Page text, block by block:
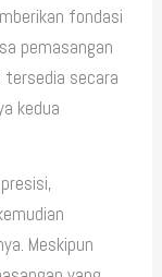
fondasi
pemasangan
tersedia secara
kedua
Meskipun